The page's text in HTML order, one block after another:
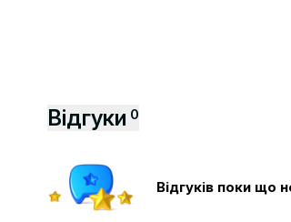
Відгуки 0
Відгуків поки